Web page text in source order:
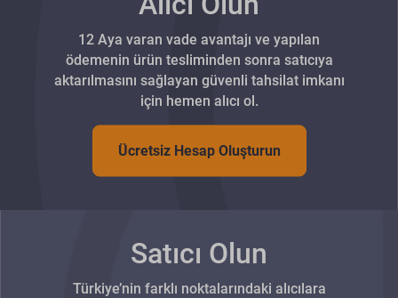
12 Aya varan vade avantajı ve yapılan
ödemenin ürün tesliminden sonra satıcıya
aktarılmasını sağlayan güvenli tahsilat imkanı
için hemen alıcı ol.
Ücretsiz Hesap Oluşturun
Satıcı Olun
Türkiye’nin farklı noktalarındaki alıcılara